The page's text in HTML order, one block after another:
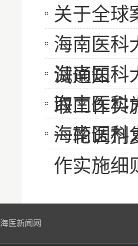
关于全球
海南医科
试通知
海南医科
取工作实
海南医科
一轮调剂
海南医科
作实施细
海医新闻网